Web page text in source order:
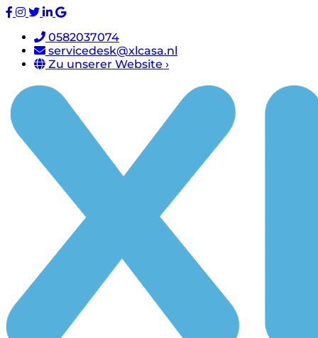
0582037074
servicedesk@xlcasa.nl
Zu unserer Website ›